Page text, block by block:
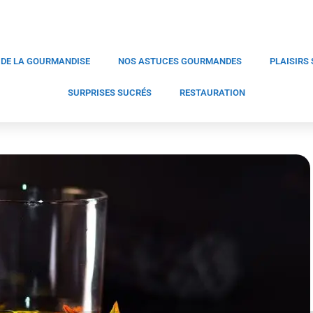
LA GOURMANDISE NOS ASTUCES GOURMANDES PLAISIRS
SURPRISES SUCRÉS RESTAURATION